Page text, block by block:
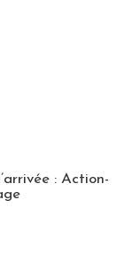
: Action-